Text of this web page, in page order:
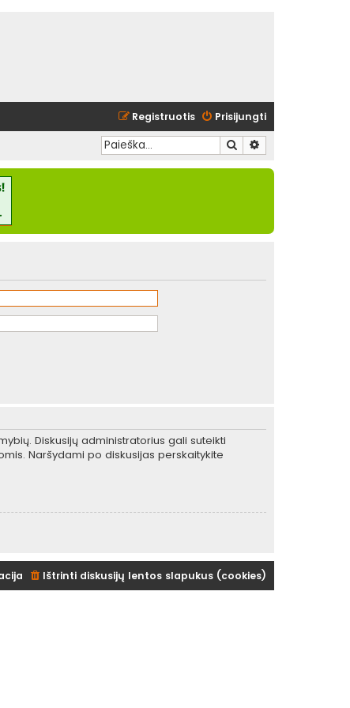
Prisijungti
Registruotis
Ieškoti
Diskusijų administratorius gali suteikti
Naršydami po diskusijas perskaitykite
Ištrinti diskusijų lentos slapukus (cookies)